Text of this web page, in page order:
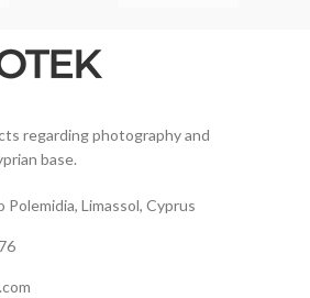
regarding photography and
base.
Limassol, Cyprus